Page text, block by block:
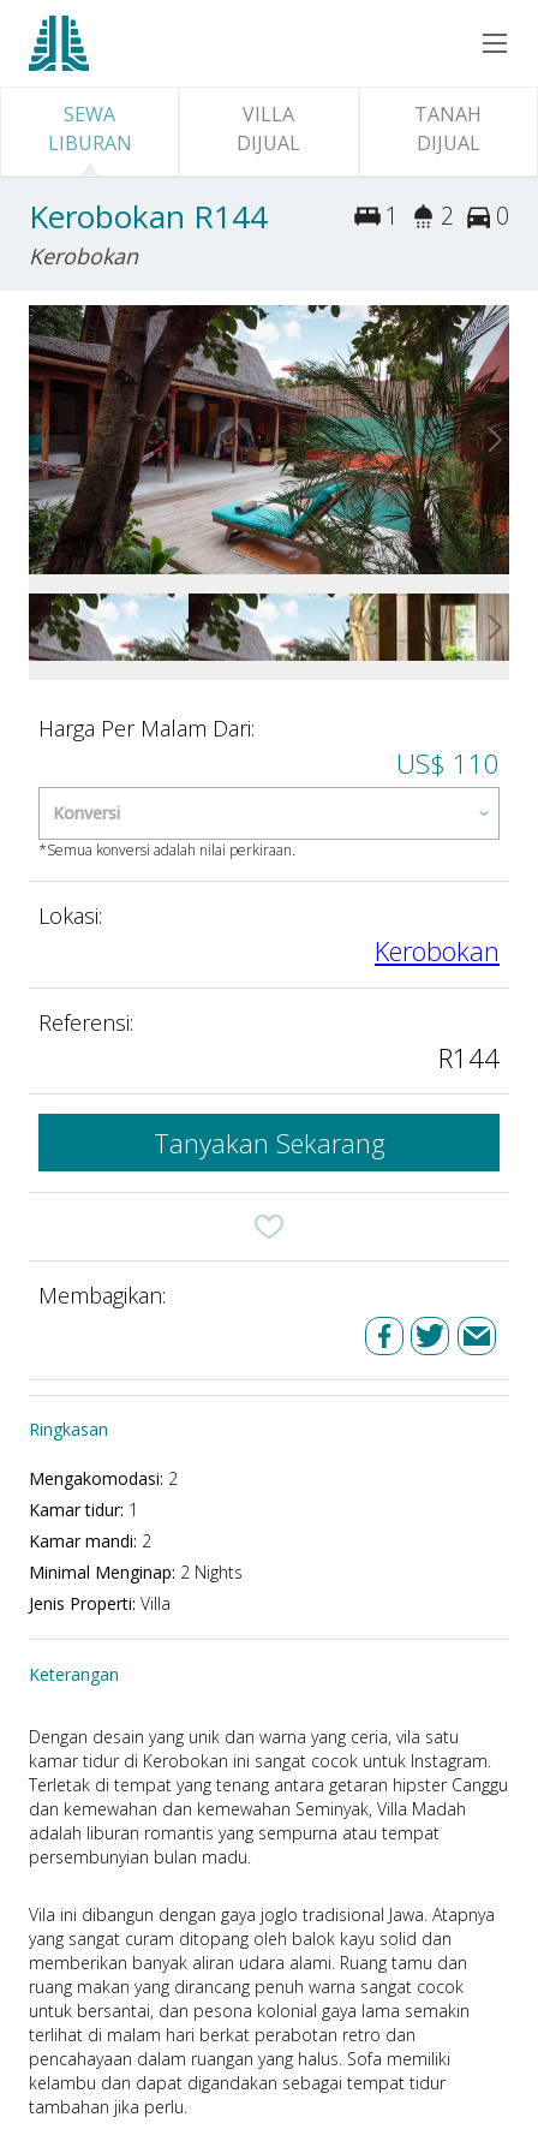
SEWA
LIBURAN
VILLA
DIJUAL
TANAH
DIJUAL
Kerobokan R144
Kerobokan
1 2 0
Harga Per Malam Dari:
US$ 110
*Semua konversi adalah nilai perkiraan.
Lokasi:
Kerobokan
Referensi:
R144
Tanyakan Sekarang
Membagikan:
Ringkasan
Mengakomodasi: 2
Kamar tidur: 1
Kamar mandi: 2
Minimal Menginap: 2 Nights
Jenis Properti: Villa
Keterangan
Dengan desain yang unik dan warna yang ceria, vila satu
kamar tidur di Kerobokan ini sangat cocok untuk Instagram.
Terletak di tempat yang tenang antara getaran hipster Canggu
dan kemewahan dan kemewahan Seminyak, Villa Madah
adalah liburan romantis yang sempurna atau tempat
persembunyian bulan madu.
Vila ini dibangun dengan gaya joglo tradisional Jawa. Atapnya
yang sangat curam ditopang oleh balok kayu solid dan
memberikan banyak aliran udara alami. Ruang tamu dan
ruang makan yang dirancang penuh warna sangat cocok
untuk bersantai, dan pesona kolonial gaya lama semakin
terlihat di malam hari berkat perabotan retro dan
pencahayaan dalam ruangan yang halus. Sofa memiliki
kelambu dan dapat digandakan sebagai tempat tidur
tambahan jika perlu.